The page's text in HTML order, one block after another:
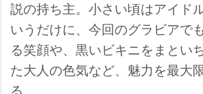
説の持ち主。小さい頃はアイド
いうだけに、今回のグラビアで
る笑顔や、黒いビキニをまとい
た大人の色気など、魅力を最大
る。